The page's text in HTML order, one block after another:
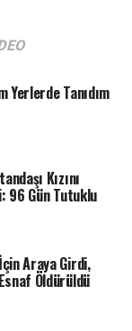
ile sınırlı değil.
karşı
742,13
1,2
düşmesi
2022
devam eden
etkisini
Yerlerde Tanıdım
Kızını
96 Gün Tutuklu
Araya Girdi,
Öldürüldü